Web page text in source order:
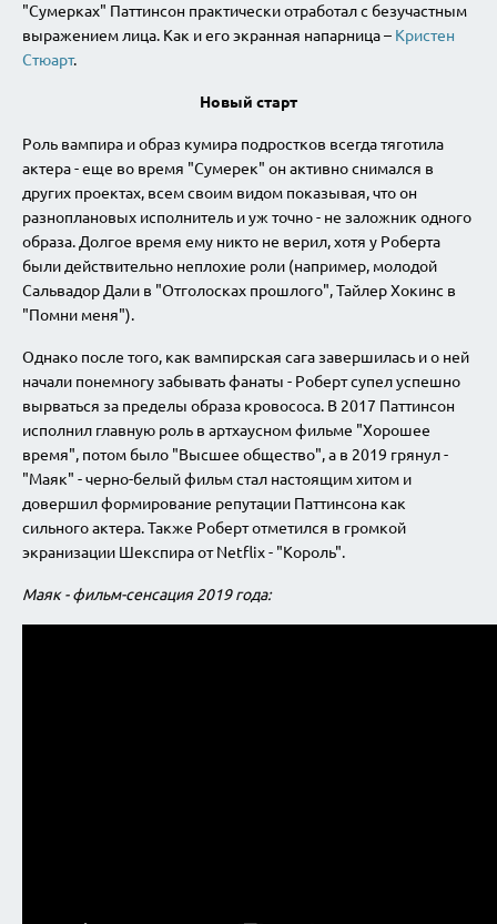
"Сумерках" Паттинсон практически отработал с безучастным
выражением лица. Как и его экранная напарница – Кристен
Стюарт.
Новый старт
Роль вампира и образ кумира подростков всегда тяготила
актера - еще во время "Сумерек" он активно снимался в
других проектах, всем своим видом показывая, что он
разноплановых исполнитель и уж точно - не заложник одного
образа. Долгое время ему никто не верил, хотя у Роберта
были действительно неплохие роли (например, молодой
Сальвадор Дали в "Отголосках прошлого", Тайлер Хокинс в
"Помни меня").
Однако после того, как вампирская сага завершилась и о ней
начали понемногу забывать фанаты - Роберт супел успешно
вырваться за пределы образа кровососа. В 2017 Паттинсон
исполнил главную роль в артхаусном фильме "Хорошее
время", потом было "Высшее общество", а в 2019 грянул -
"Маяк" - черно-белый фильм стал настоящим хитом и
довершил формирование репутации Паттинсона как
сильного актера. Также Роберт отметился в громкой
экранизации Шекспира от Netflix - "Король".
Маяк - фильм-сенсация 2019 года: